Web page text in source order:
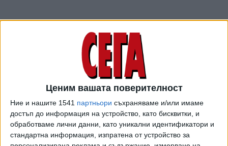
Ценим вашата поверителност
Ние и нашите 1541 партньори съхраняваме и/или имаме
достъп до информация на устройство, като бисквитки, и
обработваме лични данни, като уникални идентификатори и
стандартна информация, изпратена от устройство за
"Беше мач на надлъгване, успяхме първи да пробием,
вкарахме втори и трети гол... Когато вкараш гол,
съперникът тръгва да търси гол, това отваря
пространства. Успехът е три точки, продължаваме
напред, горе в класирането сме, има много време до
края на първенството", коментира треньорът на "ЦСКА-